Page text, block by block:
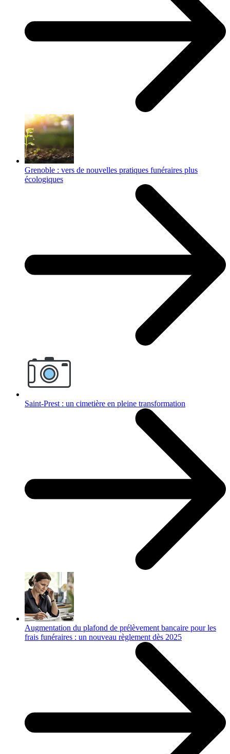
Grenoble : vers de nouvelles pratiques funéraires plus
écologiques
Saint-Prest : un cimetière en pleine transformation
Augmentation du plafond de prélèvement bancaire pour les
frais funéraires : un nouveau règlement dès 2025